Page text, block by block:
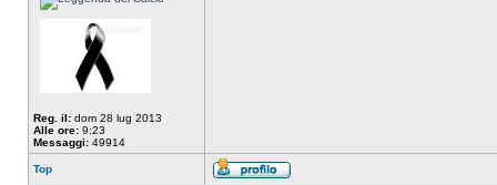
Reg. il: dom 28 lug 2013
Alle ore: 9:23
Messaggi: 49914
Top